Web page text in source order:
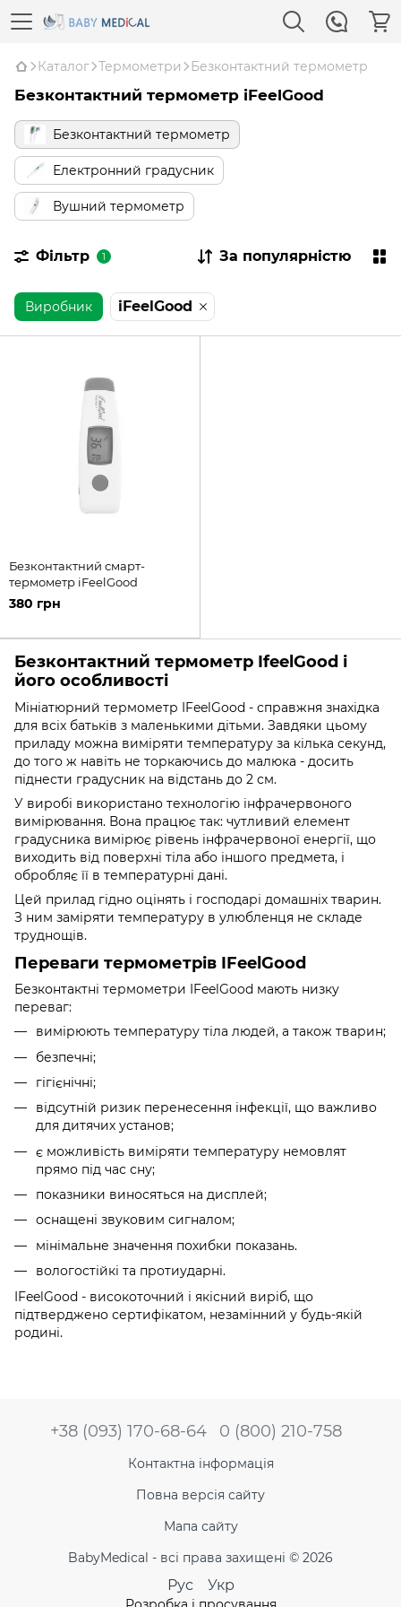
Каталог Термометри Безконтактний термометр
Безконтактний термометр iFeelGood
Безконтактний термометр
Електронний градусник
Вушний термометр
Фільтр 1 За популярністю
Виробник iFeelGood
Безконтактний смарт-
термометр iFeelGood
380 грн
Безконтактний термометр IfeelGood і
його особливості
Мініатюрний термометр IFeelGood - справжня знахідка
для всіх батьків з маленькими дітьми. Завдяки цьому
приладу можна виміряти температуру за кілька секунд,
до того ж навіть не торкаючись до малюка - досить
піднести градусник на відстань до 2 см.
У виробі використано технологію інфрачервоного
вимірювання. Вона працює так: чутливий елемент
градусника вимірює рівень інфрачервоної енергії, що
виходить від поверхні тіла або іншого предмета, і
обробляє її в температурні дані.
Цей прилад гідно оцінять і господарі домашніх тварин.
З ним заміряти температуру в улюбленця не складе
труднощів.
Переваги термометрів IFeelGood
Безконтактні термометри IFeelGood мають низку
переваг:
вимірюють температуру тіла людей, а також тварин;
безпечні;
гігієнічні;
відсутній ризик перенесення інфекції, що важливо
для дитячих установ;
є можливість виміряти температуру немовлят
прямо під час сну;
показники виносяться на дисплей;
оснащені звуковим сигналом;
мінімальне значення похибки показань.
вологостійкі та протиударні.
IFeelGood - високоточний і якісний виріб, що
підтверджено сертифікатом, незамінний у будь-якій
родині.
+38 (093) 170-68-64 0 (800) 210-758
Контактна інформація
Повна версія сайту
Мапа сайту
BabyMedical - всі права захищені © 2026
Рус Укр